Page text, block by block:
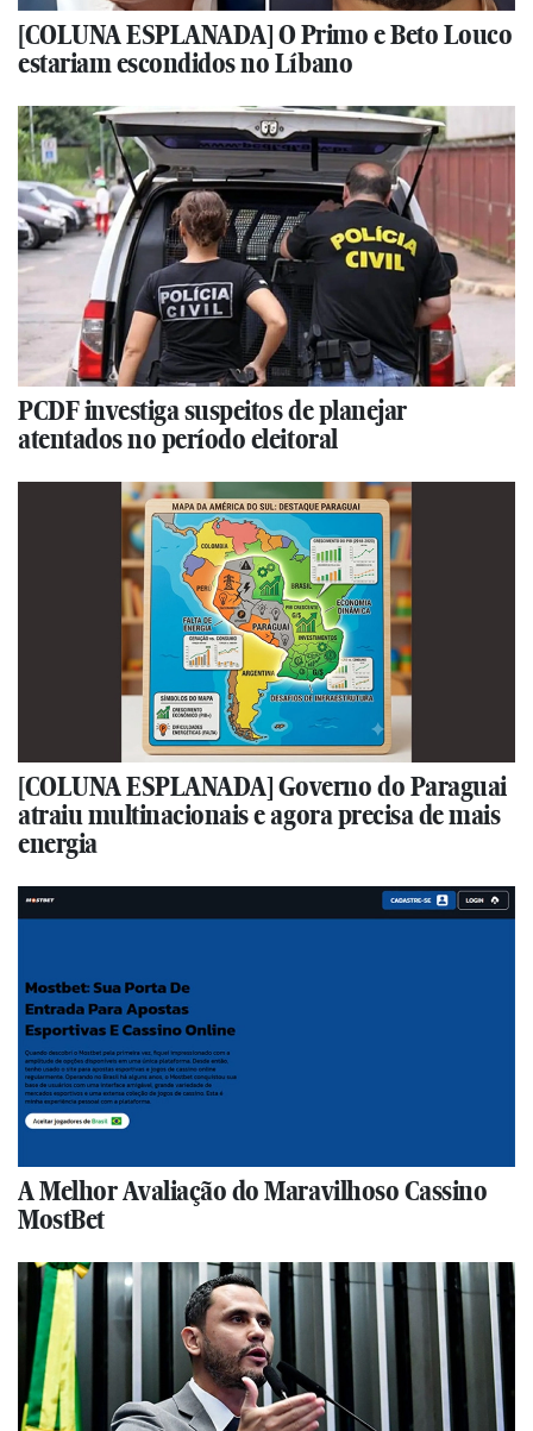
[COLUNA ESPLANADA] O Primo e Beto Louco
estariam escondidos no Líbano
PCDF investiga suspeitos de planejar
atentados no período eleitoral
[COLUNA ESPLANADA] Governo do Paraguai
atraiu multinacionais e agora precisa de mais
energia
A Melhor Avaliação do Maravilhoso Cassino
MostBet